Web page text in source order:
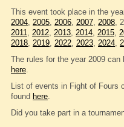
This event took place in the
2004, 2005, 2006, 2007, 2008,
2011, 2012, 2013, 2014, 2015,
2018, 2019, 2022, 2023, 2024,
The rules for the year 2009 can
here.
List of events in Fight of Fours
found here.
Did you take part in a